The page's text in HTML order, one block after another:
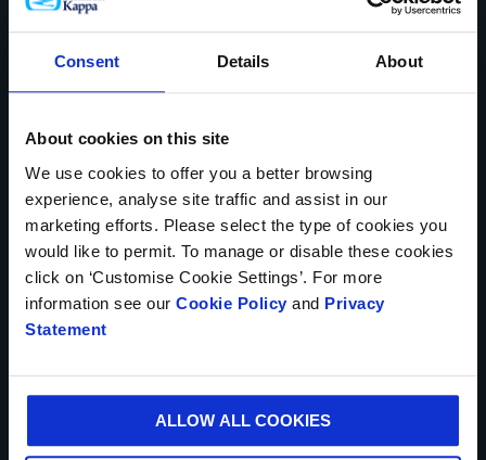
Consent Details About
About cookies on this site
We use cookies to offer you a better browsing
experience, analyse site traffic and assist in our
marketing efforts. Please select the type of cookies you
would like to permit. To manage or disable these cookies
click on ‘Customise Cookie Settings’. For more
information see our Cookie Policy and Privacy
Statement
ALLOW ALL COOKIES
MENSAJE*
Cargar archivo
Se pueden cargar hasta 5 de archivos. Máximo 5Mb por archivo
Puedes darte de baja en cualquier momento utilizando el
vínculo que aparece en los correos electrónicos que recibas.